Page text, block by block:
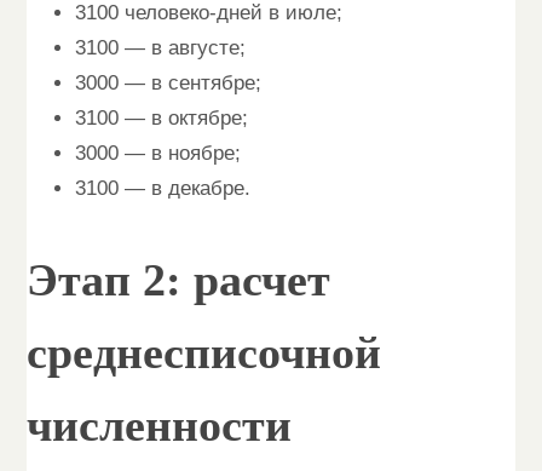
3100 человеко-дней в июле;
3100 — в августе;
3000 — в сентябре;
3100 — в октябре;
3000 — в ноябре;
3100 — в декабре.
Этап 2: расчет
среднесписочной
численности